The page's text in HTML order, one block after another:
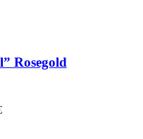
Rosegold